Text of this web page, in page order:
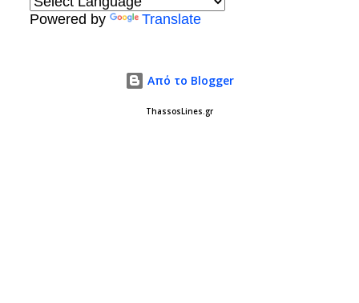
Powered by Translate
Από το Blogger
ThassosLines.gr